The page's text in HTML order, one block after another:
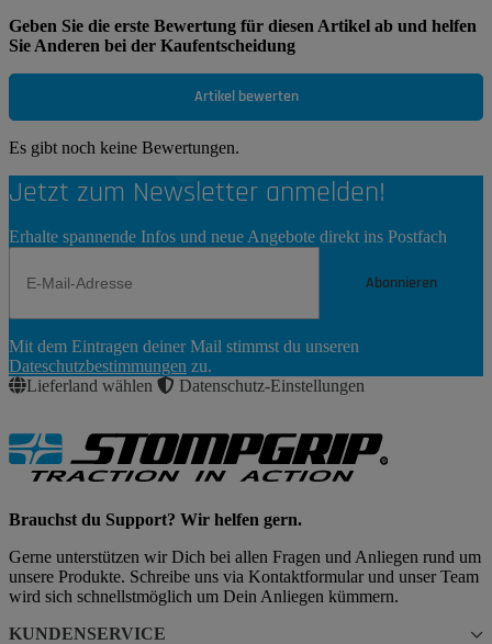
Geben Sie die erste Bewertung für diesen Artikel ab und helfen
Sie Anderen bei der Kaufentscheidung
Artikel bewerten
Es gibt noch keine Bewertungen.
Jetzt zum Newsletter anmelden!
Erhalte spannende Infos und neue Angebote direkt ins Postfach
Abonnieren
Abonnieren
Mit dem Eintragen deiner Mail stimmst du unseren
Dateschutzbestimmungen zu.
Lieferland wählen
Datenschutz-Einstellungen
Brauchst du Support? Wir helfen gern.
Gerne unterstützen wir Dich bei allen Fragen und Anliegen rund um
unsere Produkte. Schreibe uns via Kontaktformular und unser Team
wird sich schnellstmöglich um Dein Anliegen kümmern.
KUNDENSERVICE